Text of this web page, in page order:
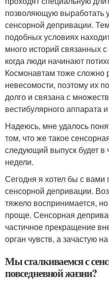
позволяющую выработать
сенсорной депривации.
подобных условиях
много историй связанных
когда люди начинают
Космонавтам тоже сложно
невесомости, поэтому их
долго и связана с
вестибулярного аппарата
Надеюсь, мне удалось
том, что же такое
следующий выпуск будет в
недели.
Сегодня я хотел бы с вами
сенсорной депривации.
тяжело воспринимается,
проще. Сенсорная
частичное прекращение
орган чувств, а зачастую
Мы сталкиваемся с
повседневной жизни?